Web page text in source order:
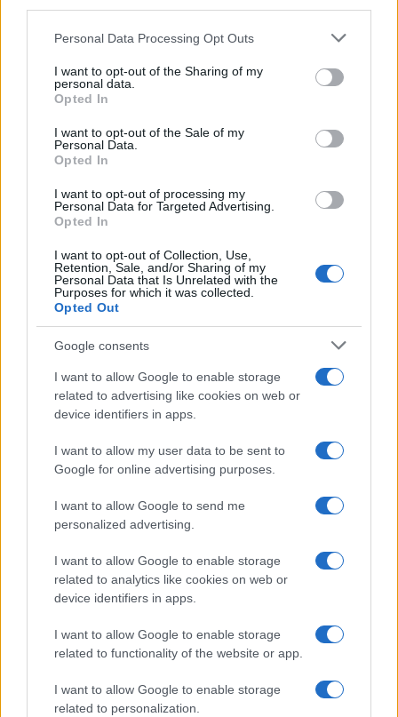
Please note that this website/app uses one or more Google
not limited to your visit or usage behaviour. You may click to
grant or deny consent to Google and its third-party tags to
use your data for below specified purposes in below Google
consent section.
Personal Data Processing Opt Outs
I want to opt-out of the Sharing of my
personal data.
Opted In
I want to opt-out of the Sale of my
Personal Data.
Opted In
I want to opt-out of processing my
Personal Data for Targeted Advertising.
Opted In
I want to opt-out of Collection, Use,
Retention, Sale, and/or Sharing of my
Personal Data that Is Unrelated with the
Purposes for which it was collected.
Opted Out
Google consents
I want to allow Google to enable storage
related to advertising like cookies on web or
device identifiers in apps.
I want to allow my user data to be sent to
Google for online advertising purposes.
I want to allow Google to send me
personalized advertising.
I want to allow Google to enable storage
related to analytics like cookies on web or
device identifiers in apps.
I want to allow Google to enable storage
related to functionality of the website or app.
I want to allow Google to enable storage
related to personalization.
Amichevole estiva: la Fiorentina pareggia 1-1 con il Deportivo
La Coruña
Francesca Lombardi · 7 Ago 2026
CAMPIONATI E COMPETIZIONI
Kings League World Cup Clubs 2026: i brasiliani del G3X
campioni del mondo
CAMPIONATI E COMPETIZIONI